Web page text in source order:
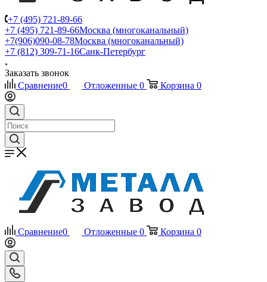
+7 (495) 721-89-66
+7 (495) 721-89-66Москва (многоканальный)
+7(906)090-08-78Москва (многоканальный)
+7 (812) 309-71-16Санк-Петербург
Заказать звонок
Сравнение0 Отложенные 0 Корзина 0
Сравнение0 Отложенные 0 Корзина 0